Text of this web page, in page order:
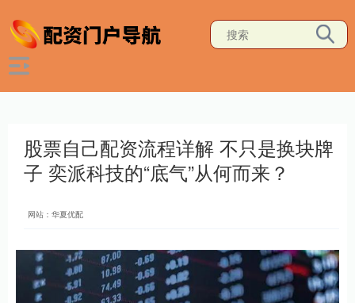
股票自己配资流程详解 不只是换块牌
子 奕派科技的“底气”从何而来？
网站：华夏优配